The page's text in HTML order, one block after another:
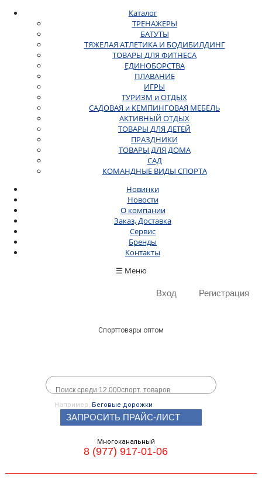
Каталог
ТРЕНАЖЕРЫ
БАТУТЫ
ТЯЖЕЛАЯ АТЛЕТИКА И БОДИБИЛДИНГ
ТОВАРЫ ДЛЯ ФИТНЕСА
ЕДИНОБОРСТВА
ПЛАВАНИЕ
ИГРЫ
ТУРИЗМ и ОТДЫХ
САДОВАЯ и КЕМПИНГОВАЯ МЕБЕЛЬ
АКТИВНЫЙ ОТДЫХ
ТОВАРЫ ДЛЯ ДЕТЕЙ
ПРАЗДНИКИ
ТОВАРЫ ДЛЯ ДОМА
САД
КОМАНДНЫЕ ВИДЫ СПОРТА
Новинки
Новости
О компании
Заказ, Доставка
Сервис
Бренды
Контакты
☰ Меню
Вход Регистрация
Спорттовары оптом
Например, Беговые дорожки
ЗАПРОСИТЬ ПРАЙС-ЛИСТ
Многоканальный
8 (977) 917-01-06